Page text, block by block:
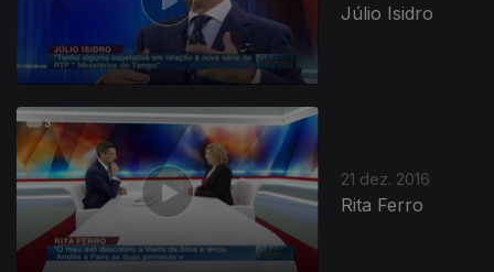
Júlio Isidro
21 dez. 2016
Rita Ferro